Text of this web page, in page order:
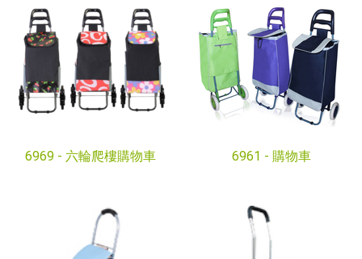
6969 - 六輪爬樓購物車 6961 - 購物車